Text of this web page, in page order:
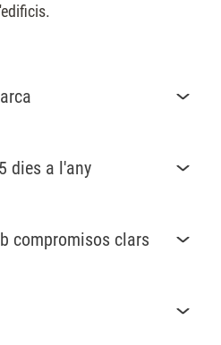
dies a l'any
compromisos clars